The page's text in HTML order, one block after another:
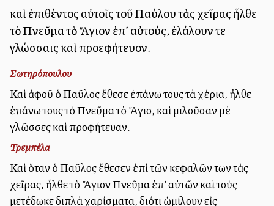
καὶ ἐπιθέντος αὐτοῖς τοῦ Παύλου τὰς χεῖρας ἦλθε
τὸ Πνεῦμα τὸ Ἅγιον ἐπ’ αὐτούς, ἐλάλουν τε
γλώσσαις καὶ προεφήτευον.
Σωτηρόπουλου
Καὶ ἀφοῦ ὁ Παῦλος ἔθεσε ἐπάνω τους τὰ χέρια, ἦλθε
ἐπάνω τους τὸ Πνεῦμα τὸ Ἅγιο, καὶ μιλοῦσαν μὲ
γλῶσσες καὶ προφήτευαν.
Τρεμπέλα
Καὶ ὅταν ὁ Παῦλος ἔθεσεν ἐπὶ τῶν κεφαλῶν των τὰς
χεῖρας, ἦλθε τὸ Ἅγιον Πνεῦμα ἐπ’ αὐτῶν καὶ τοὺς
μετέδωκε διπλὰ χαρίσματα, διότι ὡμίλουν εἰς